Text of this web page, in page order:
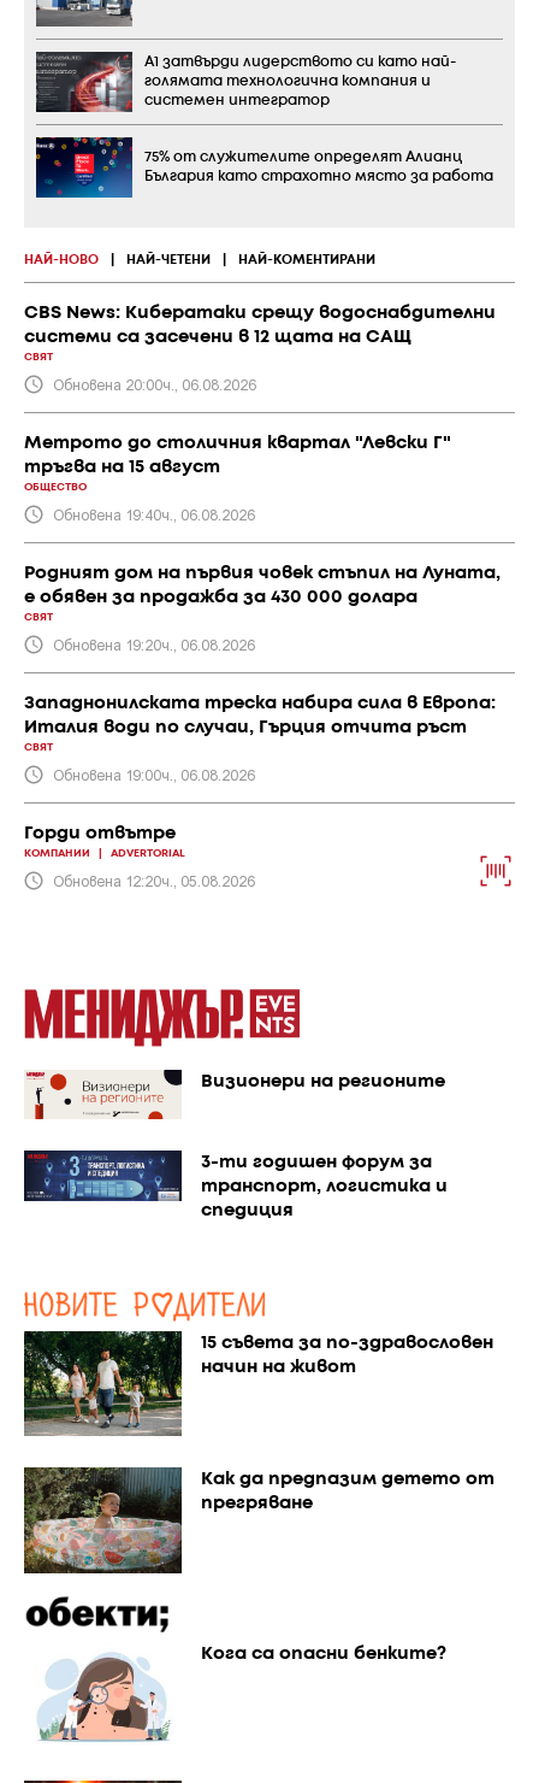
НАЙ-НОВО НАЙ-ЧЕТЕНИ НАЙ-КОМЕНТИРАНИ
CBS News: Кибератаки срещу водоснабдителни
системи са засечени в 12 щата на САЩ
СВЯТ
Обновена 20:00ч., 06.08.2026
Метрото до столичния квартал "Левски Г"
тръгва на 15 август
ОБЩЕСТВО
Обновена 19:40ч., 06.08.2026
Родният дом на първия човек стъпил на Луната,
е обявен за продажба за 430 000 долара
СВЯТ
Обновена 19:20ч., 06.08.2026
Западнонилската треска набира сила в Европа:
Италия води по случаи, Гърция отчита ръст
СВЯТ
Обновена 19:00ч., 06.08.2026
Горди отвътре
КОМПАНИИ ADVERTORIAL
Обновена 12:20ч., 05.08.2026
А1 затвърди лидерството си като най-
голямата технологична компания и
системен интегратор
75% от служителите определят Алианц
България като страхотно място за работа
Визионери на регионите
3-ти годишен форум за
транспорт, логистика и
спедиция
15 съвета за по-здравословен
начин на живот
Как да предпазим детето от
прегряване
Кога са опасни бенките?